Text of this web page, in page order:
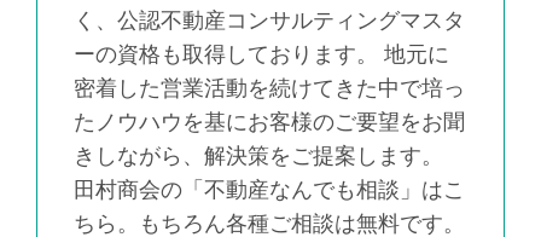
く、公認不動産コンサルティングマスタ
ーの資格も取得しております。 地元に
密着した営業活動を続けてきた中で培っ
たノウハウを基にお客様のご要望をお聞
きしながら、解決策をご提案します。
田村商会の「不動産なんでも相談」はこ
ちら。もちろん各種ご相談は無料です。